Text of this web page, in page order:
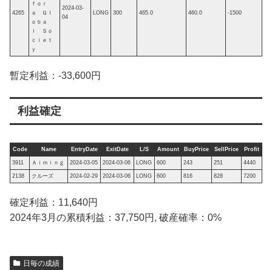
4265
ｆｏｒ
ａ Ｇｌ
ｏｂａ
ｌ Ｓｏ
ｃｉｅｔ
ｙ
2024-03-
04
LONG 300 465.0 460.0 -1500
暫定利益：-33,600円
利益確定
Code Name EntryDate ExitDate L/S Amount BuyPrice SellPrice Profit
3911 Ａｉｍｉｎｇ 2024-03-05 2024-03-06 LONG 600 243 251 4440
2138 クルーズ 2024-02-29 2024-03-06 LONG 600 816 828 7200
確定利益：11,640円
2024年3月の累積利益：37,750円, 破産確率：0%
日毎の成績